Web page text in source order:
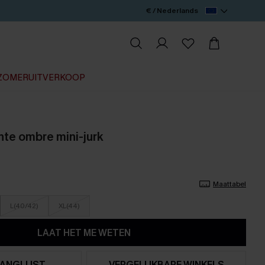
€ / Nederlands
ombre mini-jurk
Maattabel
L(40/42) XL(44)
LAAT HET ME WETEN